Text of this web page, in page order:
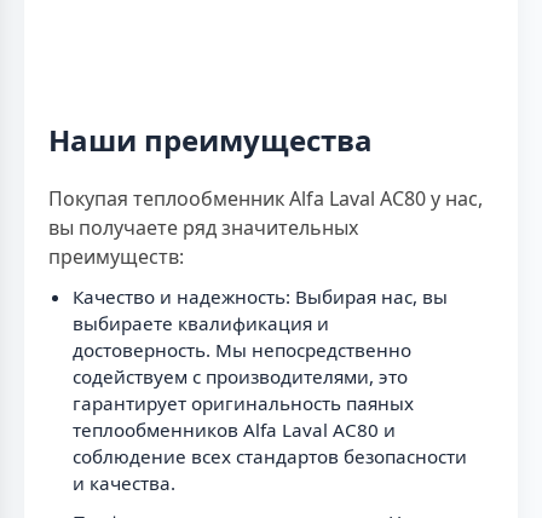
Наши преимущества
Покупая теплообменник Alfa Laval AC80 у нас,
вы получаете ряд значительных
преимуществ:
Качество и надежность: Выбирая нас, вы
выбираете квалификация и
достоверность. Мы непосредственно
содействуем с производителями, это
гарантирует оригинальность паяных
теплообменников Alfa Laval AC80 и
соблюдение всех стандартов безопасности
и качества.